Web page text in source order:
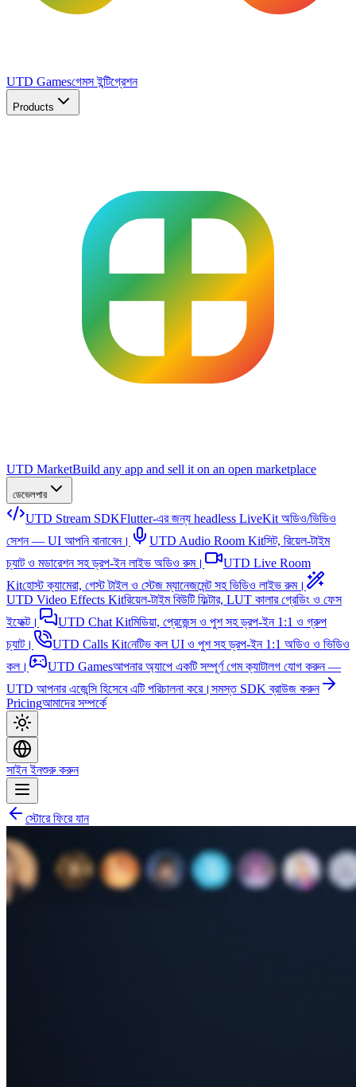
UTD Gamesগেমস ইন্টিগ্রেশন
Products
UTD MarketBuild any app and sell it on an open marketplace
ডেভেলপার
UTD Stream SDKFlutter-এর জন্য headless LiveKit অডিও/ভিডিও
সেশন — UI আপনি বানাবেন।
UTD Audio Room Kitসিট, রিয়েল-টাইম
চ্যাট ও মডারেশন সহ ড্রপ-ইন লাইভ অডিও রুম।
UTD Live Room
Kitহোস্ট ক্যামেরা, গেস্ট টাইল ও স্টেজ ম্যানেজমেন্ট সহ ভিডিও লাইভ রুম।
UTD Video Effects Kitরিয়েল-টাইম বিউটি ফিল্টার, LUT কালার গ্রেডিং ও ফেস
ইফেক্ট।
UTD Chat Kitমিডিয়া, প্রেজেন্স ও পুশ সহ ড্রপ-ইন 1:1 ও গ্রুপ
চ্যাট।
UTD Calls Kitনেটিভ কল UI ও পুশ সহ ড্রপ-ইন 1:1 অডিও ও ভিডিও
কল।
UTD Gamesআপনার অ্যাপে একটি সম্পূর্ণ গেম ক্যাটালগ যোগ করুন —
UTD আপনার এজেন্সি হিসেবে এটি পরিচালনা করে। সমস্ত SDK ব্রাউজ করুন
Pricingআমাদের সম্পর্কে
সাইন ইনশুরু করুন
স্টোরে ফিরে যান